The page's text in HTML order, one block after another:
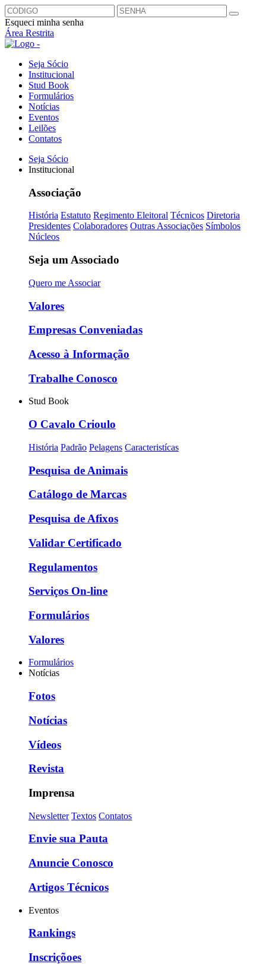
Esqueci minha senha
Área Restrita
Seja Sócio
Institucional
Stud Book
Formulários
Notícias
Eventos
Leilões
Contatos
Seja Sócio
Institucional
Associação
História Estatuto Regimento Eleitoral Técnicos Diretoria
Presidentes Colaboradores Outras Associações Símbolos
Núcleos
Seja um Associado
Quero me Associar
Valores
Empresas Conveniadas
Acesso à Informação
Trabalhe Conosco
Stud Book
O Cavalo Crioulo
História Padrão Pelagens Caracteristícas
Pesquisa de Animais
Catálogo de Marcas
Pesquisa de Afixos
Validar Certificado
Regulamentos
Serviços On-line
Formulários
Valores
Formulários
Notícias
Fotos
Notícias
Vídeos
Revista
Imprensa
Newsletter Textos Contatos
Envie sua Pauta
Anuncie Conosco
Artigos Técnicos
Eventos
Rankings
Inscriçõoes